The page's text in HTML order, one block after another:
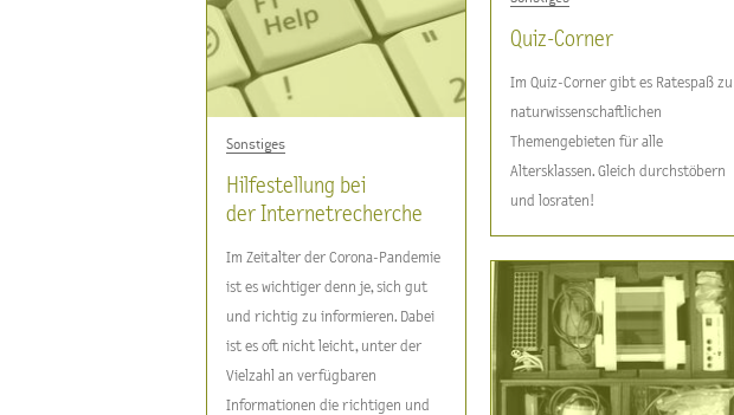
Quiz-Corner
Im Quiz-Corner gibt es Ratespaß zu
naturwissenschaftlichen
Themengebieten für alle
Altersklassen. Gleich durchstöbern
und losraten!
Sonstiges
Hilfestellung bei
der Internetrecherche
Im Zeitalter der Corona-Pandemie
ist es wichtiger denn je, sich gut
und richtig zu informieren. Dabei
ist es oft nicht leicht, unter der
Vielzahl an verfügbaren
Informationen die richtigen und